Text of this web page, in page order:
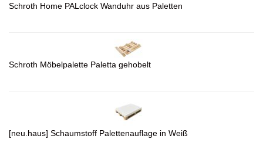
Schroth Home PALclock Wanduhr aus Paletten
Schroth Möbelpalette Paletta gehobelt
[neu.haus] Schaumstoff Palettenauflage in Weiß